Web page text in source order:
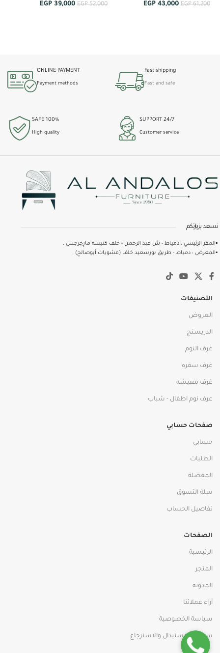
EGP61,200
EGP 43,000
EGP52,000
EGP 39,000
Fast shipping
Fast and safe
ONLINE PAYMENT
Payment methods
24/7 SUPPORT
Customer service
100% SAFE
High quality
نسعد بزيارتكم
▪️المقر الرئيسي : دمياط - ش عبد الرحمٰن - خلف كنيسة مارِجرجس .
▪️المعرض : دمياط - طريق بورسعيد خلف (مشويات أبوصالح) .
التصنيفات
العروض
الدريسنج
غرف النوم
غرف سفره
غرف معيشه
عرف نوم اطفال - شباب
صفحات حسابي
حسابي
الطلبات
المفضلة
سلة التسوق
تفاصيل الحساب
الصفحات
الرئيسية
المتجر
المدونه
أراء عملائنا
سياسة الخصوصية
سياسة الاستبدال والاسترجاع